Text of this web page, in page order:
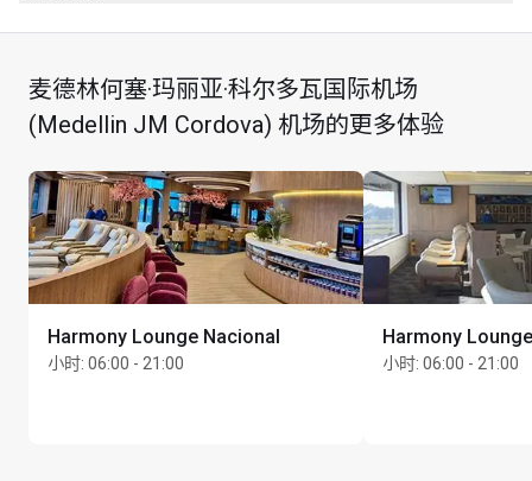
麦德林何塞·玛丽亚·科尔多瓦国际机场
(Medellin JM Cordova) 机场的更多体验
Harmony Lounge Nacional
小时: 06:00 - 21:00
Harmony
小时: 06:00 - 21:00